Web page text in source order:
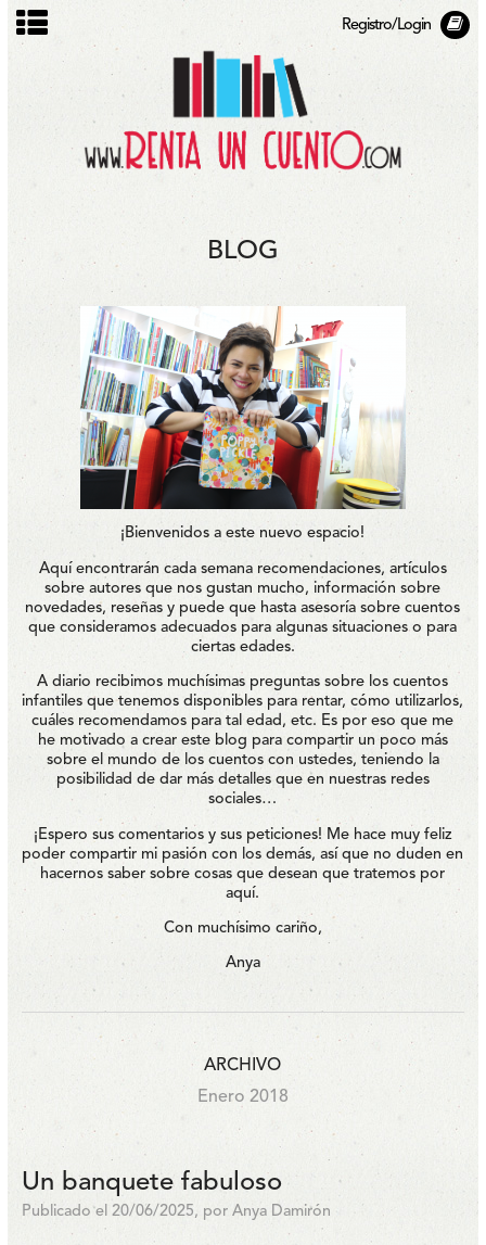
Registro/Login
BLOG
¡Bienvenidos a este nuevo espacio!
Aquí encontrarán cada semana recomendaciones, artículos
sobre autores que nos gustan mucho, información sobre
novedades, reseñas y puede que hasta asesoría sobre cuentos
que consideramos adecuados para algunas situaciones o para
ciertas edades.
A diario recibimos muchísimas preguntas sobre los cuentos
infantiles que tenemos disponibles para rentar, cómo utilizarlos,
cuáles recomendamos para tal edad, etc. Es por eso que me
he motivado a crear este blog para compartir un poco más
sobre el mundo de los cuentos con ustedes, teniendo la
posibilidad de dar más detalles que en nuestras redes
sociales…
¡Espero sus comentarios y sus peticiones! Me hace muy feliz
poder compartir mi pasión con los demás, así que no duden en
hacernos saber sobre cosas que desean que tratemos por
aquí.
Con muchísimo cariño,
Anya
ARCHIVO
Enero 2018
Un banquete fabuloso
Publicado el 20/06/2025, por Anya Damirón